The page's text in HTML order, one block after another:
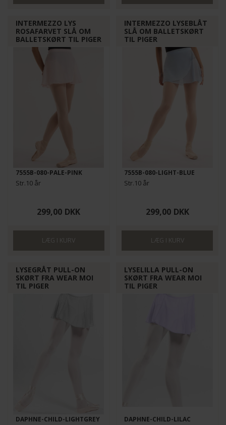
INTERMEZZO LYS
ROSAFARVET SLÅ OM
BALLETSKØRT TIL PIGER
7555B-080-PALE-PINK
Str.10 år
299,00 DKK
INTERMEZZO LYSEBLÅT
SLÅ OM BALLETSKØRT
TIL PIGER
7555B-080-LIGHT-BLUE
Str.10 år
299,00 DKK
LYSEGRÅT PULL-ON
SKØRT FRA WEAR MOI
TIL PIGER
DAPHNE-CHILD-LIGHTGREY
LYSELILLA PULL-ON
SKØRT FRA WEAR MOI
TIL PIGER
DAPHNE-CHILD-LILAC